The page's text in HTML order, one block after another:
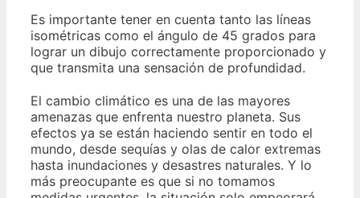
Es importante tener en cuenta tanto las líneas
isométricas como el ángulo de 45 grados para
lograr un dibujo correctamente proporcionado y
que transmita una sensación de profundidad.
El cambio climático es una de las mayores
amenazas que enfrenta nuestro planeta. Sus
efectos ya se están haciendo sentir en todo el
mundo, desde sequías y olas de calor extremas
hasta inundaciones y desastres naturales. Y lo
más preocupante es que si no tomamos